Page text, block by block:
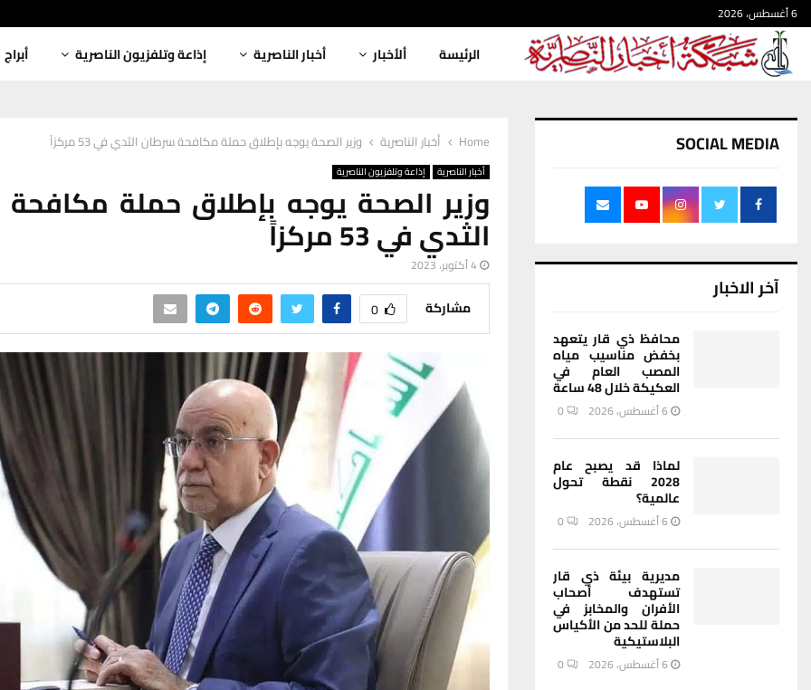
6 أغسطس، 2026
الرئيسة ألأخبار أخبار الناصرية إذاعة وتلفزيون الناصرية أبراج
Home أخبار الناصرية وزير الصحة يوجه بإطلاق حملة مكافحة سرطان الثدي في 53 مركزاً
أخبار الناصرية إذاعة وتلفزيون الناصرية
وزير الصحة يوجه بإطلاق حملة
الثدي في 53 مركزاً
4 أكتوبر، 2023
مشاركة 0
SOCIAL MEDIA
آخر الاخبار
محافظ ذي قار يتعهد
بخفض مناسيب مياه
المصب العام في
العكيكة خلال 48 ساعة
6 أغسطس، 2026 0
لماذا قد يصبح عام
2028 نقطة تحول
عالمية؟
6 أغسطس، 2026 0
مديرية بيئة ذي قار
تستهدف أصحاب
الأفران والمخابز في
حملة للحد من الأكياس
البلاستيكية
6 أغسطس، 2026 0